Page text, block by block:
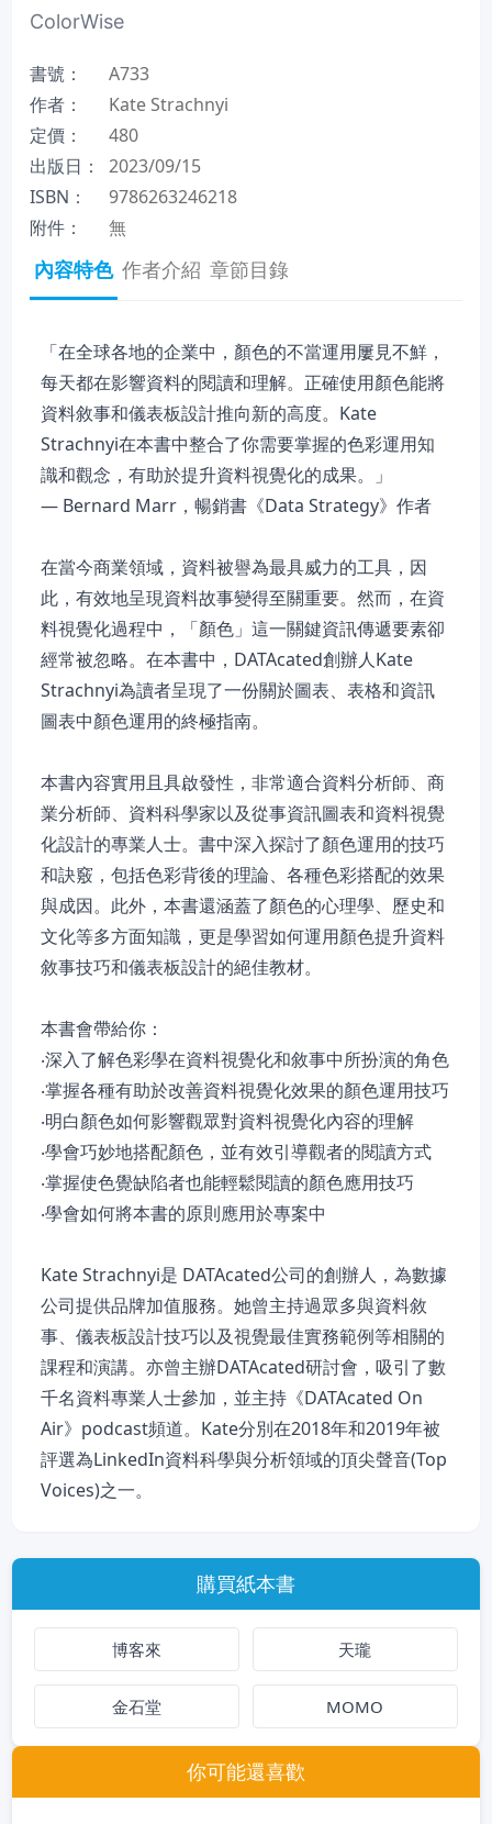
ColorWise
書號：
A733
作者：
Kate Strachnyi
定價：
480
出版日：
2023/09/15
ISBN：
9786263246218
附件：
無
內容特色 作者介紹 章節目錄
「在全球各地的企業中，顏色的不當運用屢見不鮮，
每天都在影響資料的閱讀和理解。正確使用顏色能將
資料敘事和儀表板設計推向新的高度。Kate
Strachnyi在本書中整合了你需要掌握的色彩運用知
識和觀念，有助於提升資料視覺化的成果。」
— Bernard Marr，暢銷書《Data Strategy》作者
在當今商業領域，資料被譽為最具威力的工具，因
此，有效地呈現資料故事變得至關重要。然而，在資
料視覺化過程中，「顏色」這一關鍵資訊傳遞要素卻
經常被忽略。在本書中，DATAcated創辦人Kate
Strachnyi為讀者呈現了一份關於圖表、表格和資訊
圖表中顏色運用的終極指南。
本書內容實用且具啟發性，非常適合資料分析師、商
業分析師、資料科學家以及從事資訊圖表和資料視覺
化設計的專業人士。書中深入探討了顏色運用的技巧
和訣竅，包括色彩背後的理論、各種色彩搭配的效果
與成因。此外，本書還涵蓋了顏色的心理學、歷史和
文化等多方面知識，更是學習如何運用顏色提升資料
敘事技巧和儀表板設計的絕佳教材。
本書會帶給你：
‧深入了解色彩學在資料視覺化和敘事中所扮演的角色
‧掌握各種有助於改善資料視覺化效果的顏色運用技巧
‧明白顏色如何影響觀眾對資料視覺化內容的理解
‧學會巧妙地搭配顏色，並有效引導觀者的閱讀方式
‧掌握使色覺缺陷者也能輕鬆閱讀的顏色應用技巧
‧學會如何將本書的原則應用於專案中
Kate Strachnyi是 DATAcated公司的創辦人，為數據
公司提供品牌加值服務。她曾主持過眾多與資料敘
事、儀表板設計技巧以及視覺最佳實務範例等相關的
課程和演講。亦曾主辦DATAcated研討會，吸引了數
千名資料專業人士參加，並主持《DATAcated On
Air》podcast頻道。Kate分別在2018年和2019年被
評選為LinkedIn資料科學與分析領域的頂尖聲音(Top
Voices)之一。
購買紙本書
博客來 天瓏
金石堂 MOMO
你可能還喜歡